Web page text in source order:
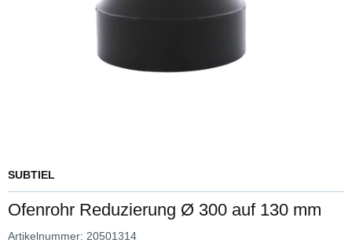
SUBTIEL
Ofenrohr Reduzierung Ø 300 auf 130 mm
Artikelnummer: 20501314